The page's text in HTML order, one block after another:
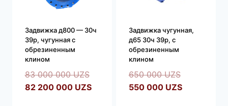
Задвижка д800 — 30ч
39р, чугунная с
обрезиненным
клином
83 000 000UZSПервоначальная
цена
82 200 000 UZSТекущая
Задвижка чугунная,
д65 30ч 39р, с
обрезиненным
клином
650 000UZS
цена
550 000 UZSТекущая